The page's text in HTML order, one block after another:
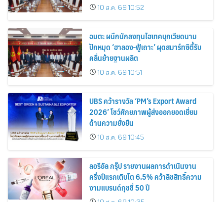
10 ส.ค. 69 10:52
อมตะ ผนึกนักลงทุนไฮเทคบุกเวียดนาม
ปักหมุด ‘ฮาลอง-ฟู้เถาะ’ ผุดสมาร์ทซิตี้รับ
คลื่นย้ายฐานผลิต
10 ส.ค. 69 10:51
UBS คว้ารางวัล ‘PM’s Export Award
2026’ โชว์ศักยภาพผู้ส่งออกยอดเยี่ยม
ด้านความยั่งยืน
10 ส.ค. 69 10:45
ลอรีอัล กรุ๊ป รายงานผลการดำเนินงาน
ครึ่งปีแรกเติบโต 6.5% คว้าลิขสิทธิ์ความ
งามแบรนด์กุชชี่ 50 ปี